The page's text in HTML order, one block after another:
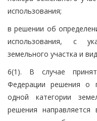
использования;
в решении об
использования, с
земельного участка и
6(1). В случае
Федерации решения о
одной категории
решения направляется